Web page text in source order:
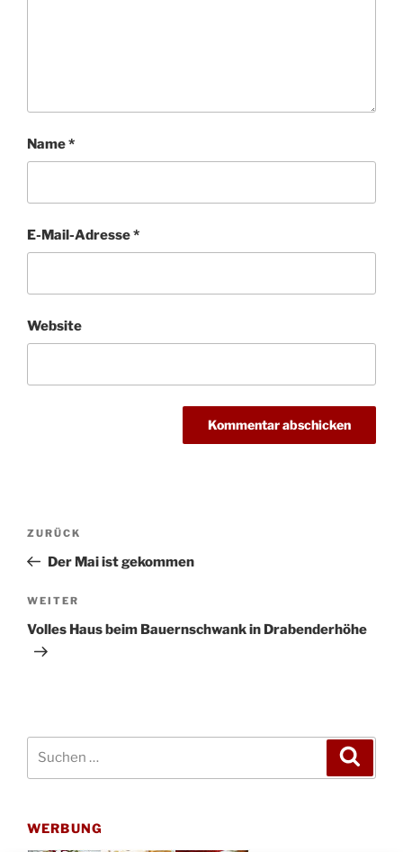
Name*
E-Mail-Adresse*
Website
Beitragsnavigation
Vorheriger
Beitrag
ZURÜCK
Der Mai ist gekommen
Nächster
Beitrag
WEITER
Volles Haus beim Bauernschwank in Drabenderhöhe
WERBUNG